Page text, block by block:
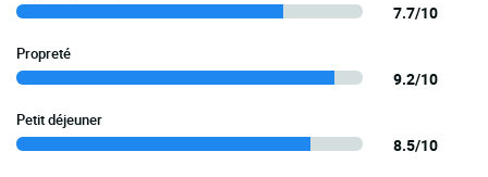
7.7/10
Propreté
9.2/10
Petit déjeuner
8.5/10